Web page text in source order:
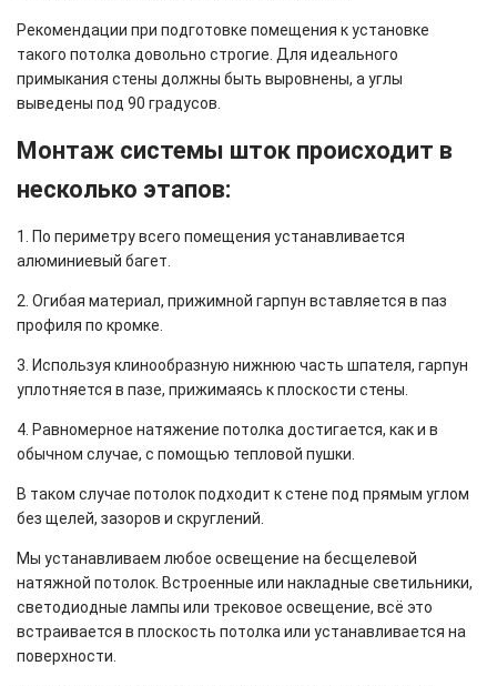
Рекомендации при подготовке помещения к установке
такого потолка довольно строгие. Для идеального
примыкания стены должны быть выровнены, а углы
выведены под 90 градусов.
Монтаж системы шток происходит в
несколько этапов:
1. По периметру всего помещения устанавливается
алюминиевый багет.
2. Огибая материал, прижимной гарпун вставляется в паз
профиля по кромке.
3. Используя клинообразную нижнюю часть шпателя, гарпун
уплотняется в пазе, прижимаясь к плоскости стены.
4. Равномерное натяжение потолка достигается, как и в
обычном случае, с помощью тепловой пушки.
В таком случае потолок подходит к стене под прямым углом
без щелей, зазоров и скруглений.
Мы устанавливаем любое освещение на бесщелевой
натяжной потолок. Встроенные или накладные светильники,
светодиодные лампы или трековое освещение, всё это
встраивается в плоскость потолка или устанавливается на
поверхности.